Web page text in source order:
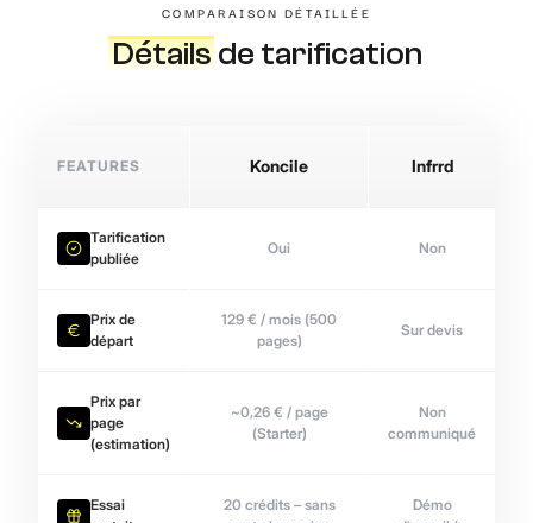
COMPARAISON DÉTAILLÉE
Détailsde tarification
FEATURES Koncile Infrrd
Tarification
publiée
Oui Non
Prix de
départ
129 € / mois (500
pages)
Sur devis
Prix par
page
(estimation)
~0,26 € / page
(Starter)
Non
communiqué
Essai
20 crédits – sans
Démo